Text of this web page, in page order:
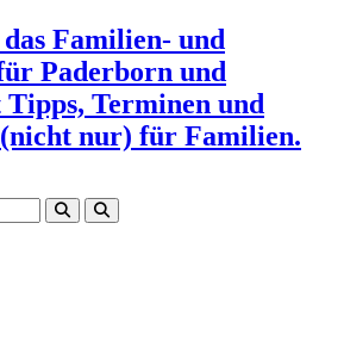
Familien- und
Paderborn und
Terminen und
nur) für Familien.